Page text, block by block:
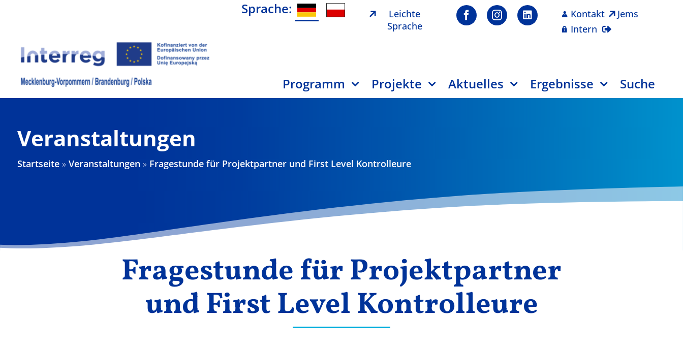
Sprache:
Leichte
Sprache
Kontakt
Jems
Intern
Programm Projekte Aktuelles Ergebnisse Suche
Veranstaltungen
Startseite »Veranstaltungen » Fragestunde für Projektpartner und First Level Kontrolleure
Fragestunde für Projektpartner
und First Level Kontrolleure